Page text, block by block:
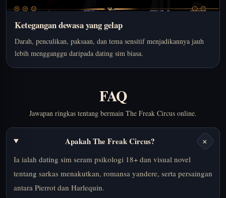
Ketegangan dewasa yang gelap
Darah, penculikan, paksaan, dan tema sensitif menjadikannya jauh
lebih mengganggu daripada dating sim biasa.
FAQ
Jawapan ringkas tentang bermain The Freak Circus online.
Apakah The Freak Circus? +
Ia ialah dating sim seram psikologi 18+ dan visual novel
tentang sarkas menakutkan, romansa yandere, serta persaingan
antara Pierrot dan Harlequin.